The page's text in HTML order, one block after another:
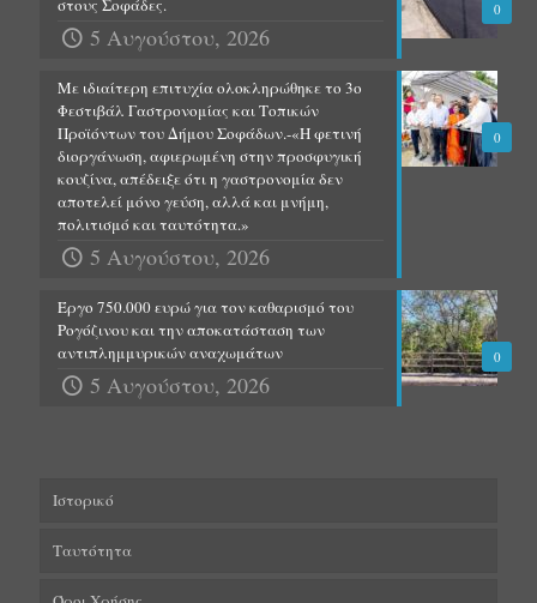
0
στους Σοφάδες.
5 Αυγούστου, 2026
0
Με ιδιαίτερη επιτυχία ολοκληρώθηκε το 3ο
Φεστιβάλ Γαστρονομίας και Τοπικών
Προϊόντων του Δήμου Σοφάδων.-«Η φετινή
διοργάνωση, αφιερωμένη στην προσφυγική
κουζίνα, απέδειξε ότι η γαστρονομία δεν
αποτελεί μόνο γεύση, αλλά και μνήμη,
πολιτισμό και ταυτότητα.»
5 Αυγούστου, 2026
0
Έργο 750.000 ευρώ για τον καθαρισμό του
Ρογόζινου και την αποκατάσταση των
αντιπλημμυρικών αναχωμάτων
5 Αυγούστου, 2026
Ιστορικό
Ταυτότητα